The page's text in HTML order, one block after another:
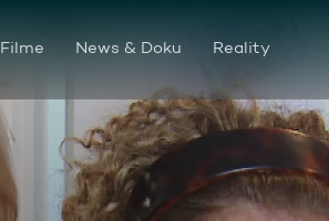
Filme News & Doku Reality